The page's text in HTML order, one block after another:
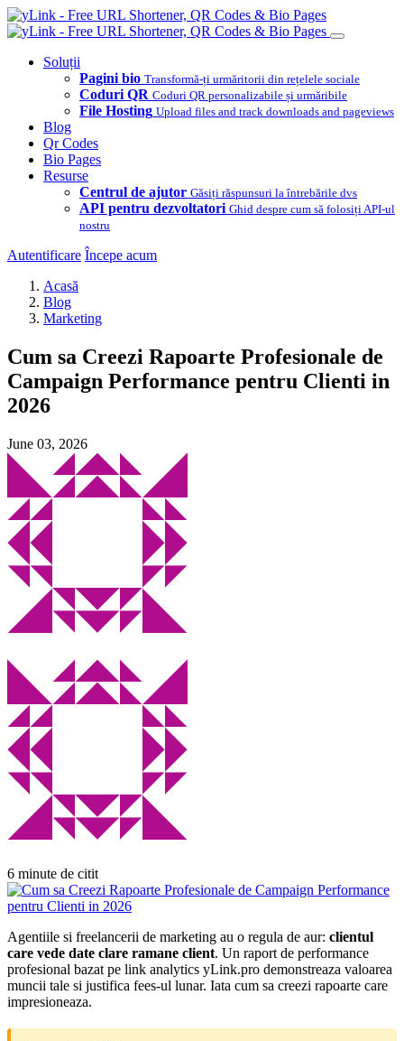
Soluții
Pagini bio Transformă-ți urmăritorii din rețelele sociale
Coduri QR Coduri QR personalizabile și urmăribile
File Hosting Upload files and track downloads and pageviews
Blog
Qr Codes
Bio Pages
Resurse
Centrul de ajutor Găsiți răspunsuri la întrebările dvs
API pentru dezvoltatori Ghid despre cum să folosiți API-ul
nostru
Autentificare Începe acum
Acasă
Blog
Marketing
Cum sa Creezi Rapoarte Profesionale de
Campaign Performance pentru Clienti in
2026
June 03, 2026
6 minute de citit
Agentiile si freelancerii de marketing au o regula de aur: clientul
care vede date clare ramane client. Un raport de performance
profesional bazat pe link analytics yLink.pro demonstreaza valoarea
muncii tale si justifica fees-ul lunar. Iata cum sa creezi rapoarte care
impresioneaza.